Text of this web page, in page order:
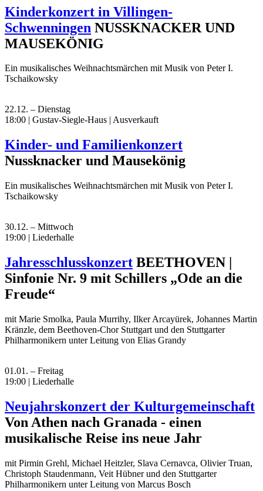
Kinderkonzert in Villingen-
Schwenningen NUSSKNACKER UND
MAUSEKÖNIG
Ein musikalisches Weihnachtsmärchen mit Musik von Peter I.
Tschaikowsky
22.12. – Dienstag
18:00 | Gustav-Siegle-Haus | Ausverkauft
Kinder- und Familienkonzert
Nussknacker und Mausekönig
Ein musikalisches Weihnachtsmärchen mit Musik von Peter I.
Tschaikowsky
30.12. – Mittwoch
19:00 | Liederhalle
Jahresschlusskonzert BEETHOVEN |
Sinfonie Nr. 9 mit Schillers „Ode an die
Freude“
mit Marie Smolka, Paula Murrihy, Ilker Arcayürek, Johannes Martin
Kränzle, dem Beethoven-Chor Stuttgart und den Stuttgarter
Philharmonikern unter Leitung von Elias Grandy
01.01. – Freitag
19:00 | Liederhalle
Neujahrskonzert der Kulturgemeinschaft
Von Athen nach Granada - einen
musikalische Reise ins neue Jahr
mit Pirmin Grehl, Michael Heitzler, Slava Cernavca, Olivier Truan,
Christoph Staudenmann, Veit Hübner und den Stuttgarter
Philharmonikern unter Leitung von Marcus Bosch